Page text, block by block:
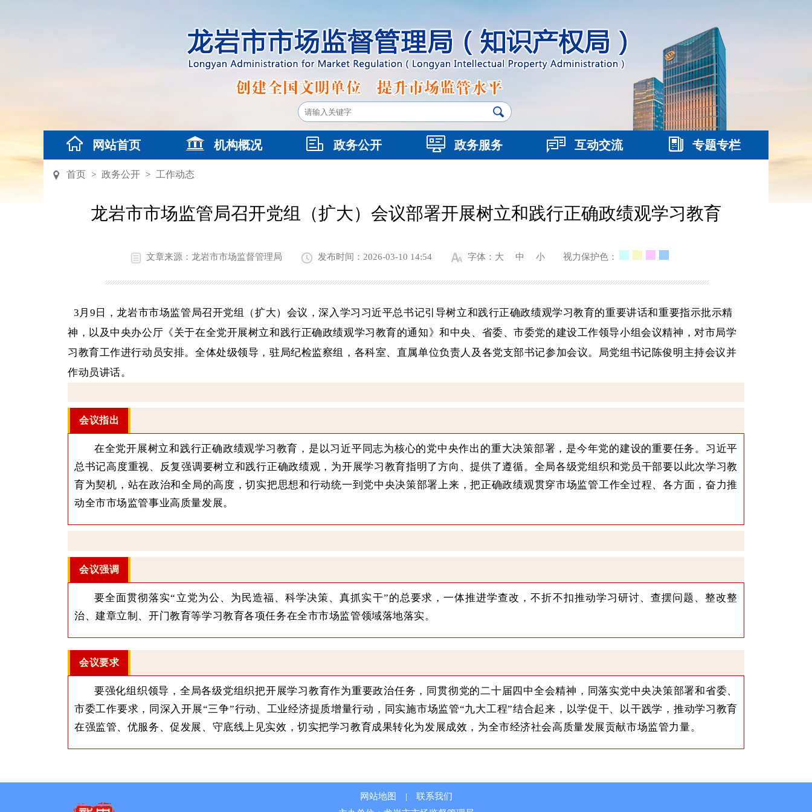
网站首页 机构概况 政务公开 政务服务 互动交流 专题专栏
首页 > 政务公开 > 工作动态
龙岩市市场监管局召开党组（扩大）会议部署开展树立和践行正确政绩观学习教育
文章来源：龙岩市市场监督管理局 发布时间：2026-03-10 14:54 字体： 大 中 小 视力保护色：
3月9日，龙岩市市场监管局召开党组（扩大）会议，深入学习习近平总书记引导树立和践行正确政绩观学习教育的重要讲话和重要指示批示精
神，以及中央办公厅《关于在全党开展树立和践行正确政绩观学习教育的通知》和中央、省委、市委党的建设工作领导小组会议精神，对市局学
习教育工作进行动员安排。 全体处级领导，驻局纪检监察组，各科室、直属单位负责人及各党支部书记参加会议。
局党组书记陈俊明主持会议并
作动员讲话。
会议指出
在全党开展树立和践行正确政绩观学习教育，是以习近平同志为核心的党中央作出的重大决策部署，是今年党的建设的重要任务。习近平
总书记高度重视、反复强调要树立和践行正确政绩观，为开展学习教育指明了方向、提供了遵循。全局各级党组织和党员干部要以此次学习教
育为契机，站在政治和全局的高度，切实把思想和行动统一到党中央决策部署上来，把正确政绩观贯穿市场监管工作全过程、各方面，奋力推
动全市市场监管事业高质量发展。
会议强调
要全面贯彻落实“立党为公、为民造福、科学决策、真抓实干”的总要求，一体推进学查改，不折不扣推动学习研讨、查摆问题、整改整
治、建章立制、开门教育等学习教育各项任务在全市市场监管领域落地落实。
会议要求
要强化组织领导，全局各级党组织把开展学习教育作为重要政治任务，同贯彻党的二十届四中全会精神，同落实党中央决策部署和省委、
市委工作要求，同深入开展“三争”行动、工业经济提质增量行动，同实施市场监管“九大工程”结合起来，以学促干、以干践学，推动学习教育
在强监管、优服务、促发展、守底线上见实效，切实把学习教育成果转化为发展成效，为全市经济社会高质量发展贡献市场监管力量。
网站地图 |
联系我们